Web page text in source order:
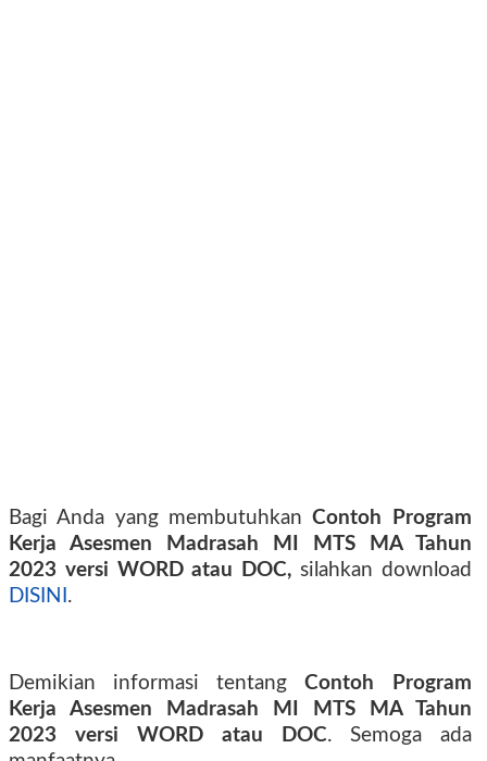
Bagi Anda yang membutuhkanContoh Program
Kerja Asesmen Madrasah MI MTS MA Tahun
2023 versi WORD atau DOC, silahkan download
DISINI .
Demikian informasi tentangContoh Program
Kerja Asesmen Madrasah MI MTS MA Tahun
2023 versi WORD atau DOC. Semoga ada